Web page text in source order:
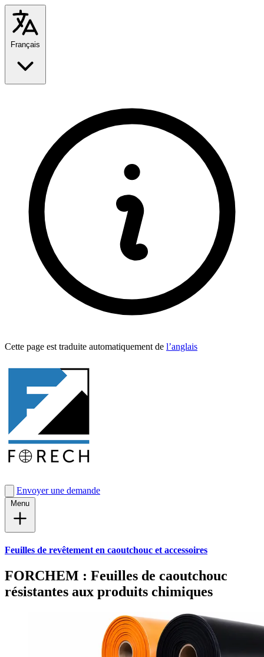
Cette page est traduite automa­tique­ment de l’anglais
Envoyer une demande
Feuilles de revêtement en caoutchouc et accessoires
FORCHEM : Feuilles de caoutchouc
résistantes aux produits chimiques